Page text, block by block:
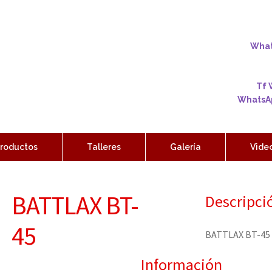
Tf
Talleres Galería
BATTLAX BT-
45
BATTLAX BT-45
Información